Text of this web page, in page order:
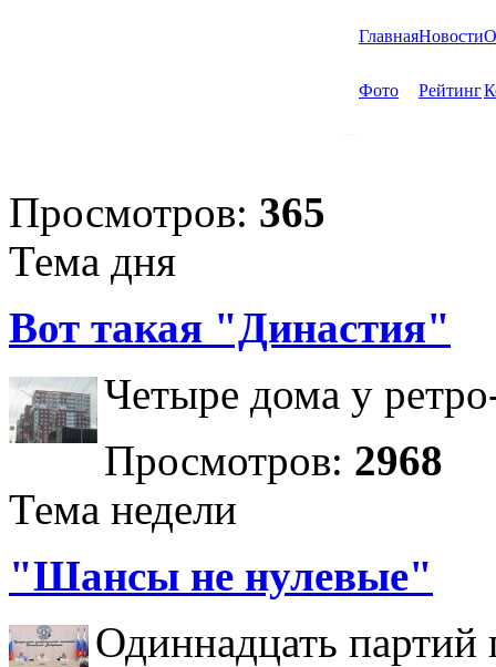
ГлавнаяНовости
Фото Рейтинг
Просмотров: 365
Тема дня
Вот такая "Династия"
Четыре дома у
Просмотров: 2968
Тема недели
"Шансы не нулевые"
Одиннадцать партий